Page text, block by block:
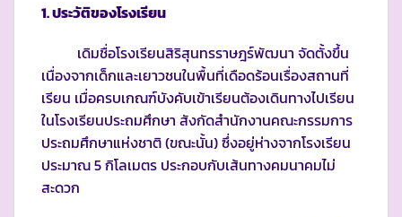
1. ประวัติของโรงเรียน
เดิมชื่อโรงเรียนสิริสุนทรราษฎร์พัฒนา จัดตั้งขึ้น
เนื่องจากเด็กและเยาวชนในพื้นที่เดือดร้อนเรื่องสถานที่
เรียน เมื่อครบเกณฑ์บังคับเข้าเรียนต้องเดินทางไปเรียน
ในโรงเรียนประถมศึกษา สังกัดสำนักงานคณะกรรมการ
ประถมศึกษาแห่งชาติ (ขณะนั้น) ซึ่งอยู่ห่างจากโรงเรียน
ประมาณ 5 กิโลเมตร ประกอบกับเส้นทางคมนาคมไม่
สะดวก